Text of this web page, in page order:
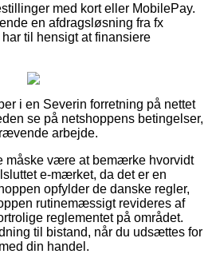
med kort eller MobilePay.
en afdragsløsning fra fx
til hensigt at finansiere
i en Severin forretning på nettet
se på netshoppens betingelser,
arbejde.
måske være at bemærke hvorvidt
e-mærket, da det er en
opfylder de danske regler,
rutinemæssigt revideres af
reglementet på området.
til bistand, når du udsættes for
din handel.